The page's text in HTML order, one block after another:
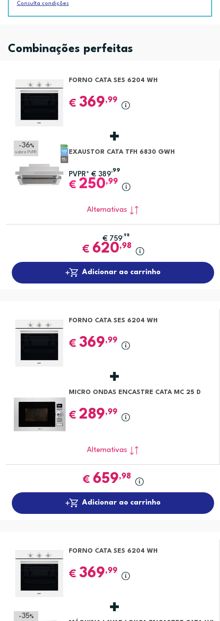
Consulta condições
Combinações perfeitas
FORNO CATA SES 6204 WH
€ 369,99
-36%
sobre PVPR EXAUSTOR CATA TFH 6830 GWH
PVPR* € 389
,99
€ 250,99
Alternativas
€ 759,98
€ 620,98
Adicionar ao carrinho
FORNO CATA SES 6204 WH
€ 369,99
MICRO ONDAS ENCASTRE CATA MC 25 D
€ 289,99
Alternativas
€ 659,98
Adicionar ao carrinho
FORNO CATA SES 6204 WH
€ 369,99
-35%